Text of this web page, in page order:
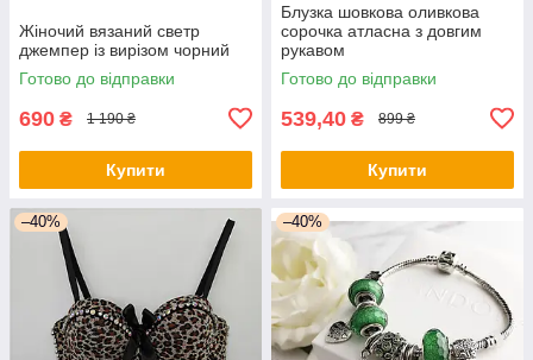
Жіночий вязаний светр
джемпер із вирізом чорний
Готово до відправки
690 ₴ 1 190 ₴
Купити
Блузка шовкова оливкова
сорочка атласна з довгим
рукавом
Готово до відправки
539,40 ₴ 899 ₴
Купити
–40% –40%